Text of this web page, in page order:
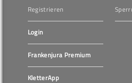
Registrieren
Login
Frankenjura Premium
KletterApp